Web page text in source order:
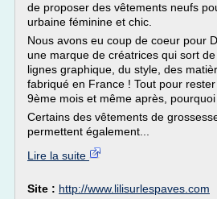
de proposer des vêtements neufs
urbaine féminine et chic.
Nous avons eu coup de coeur pour
une marque de créatrices qui sort
lignes graphique, du style, des
fabriqué en France ! Tout pour
9ème mois et même après,
Certains des vêtements de
permettent également...
Lire la suite
Site : http://www.lilisurlespaves.com